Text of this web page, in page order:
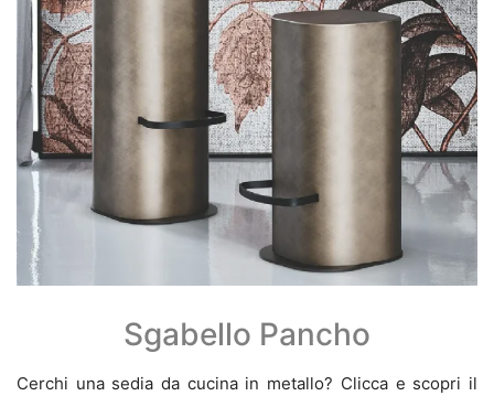
Sgabello Pancho
Cerchi una sedia da cucina in metallo? Clicca e scopri il